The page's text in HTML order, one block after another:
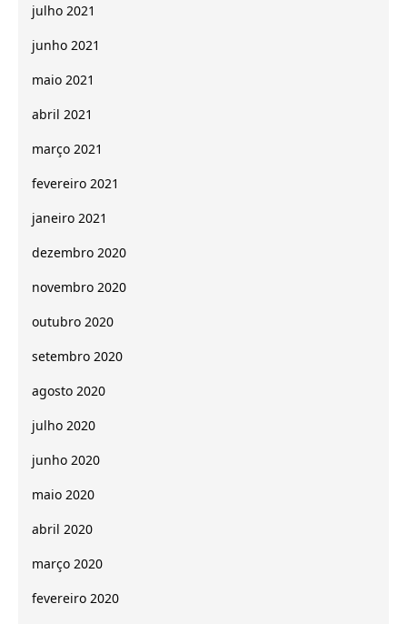
julho 2021
junho 2021
maio 2021
abril 2021
março 2021
fevereiro 2021
janeiro 2021
dezembro 2020
novembro 2020
outubro 2020
setembro 2020
agosto 2020
julho 2020
junho 2020
maio 2020
abril 2020
março 2020
fevereiro 2020